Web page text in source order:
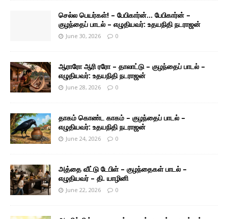
செல்ல பெயர்கள்! – பேபிகார்ன்… பேபிகார்ன் –
குழந்தைப் பாடல் – எழுதியவர்: உதயநிதி நடராஜன்
June 30, 2026 0
ஆராரோ ஆரி ரரோ – தாலாட்டு – குழந்தைப் பாடல் –
எழுதியவர்: உதயநிதி நடராஜன்
June 28, 2026 0
தாகம் கொண்ட காகம் – குழந்தைப் பாடல் –
எழுதியவர்: உதயநிதி நடராஜன்
June 24, 2026 0
அத்தை வீட்டு டேபிள் – குழந்தைகள் பாடல் –
எழுதியவர் – தி. யாழினி
June 22, 2026 0